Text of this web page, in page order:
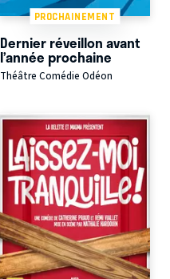
PROCHAINEMENT
Dernier réveillon avant
l’année prochaine
Théâtre Comédie Odéon